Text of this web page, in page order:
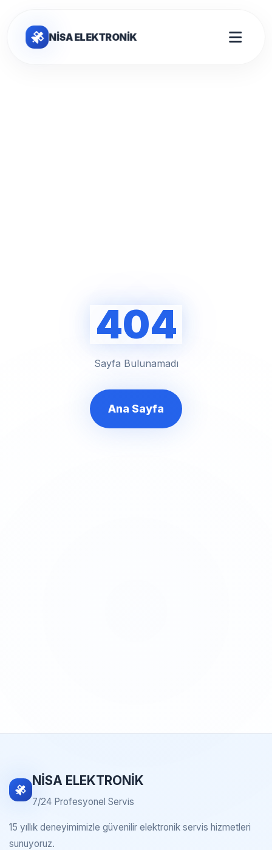
NİSA ELEKTRONİK
404
Sayfa Bulunamadı
Ana Sayfa
NİSA ELEKTRONİK
7/24 Profesyonel Servis
15 yıllık deneyimimizle güvenilir elektronik servis hizmetleri
sunuyoruz.